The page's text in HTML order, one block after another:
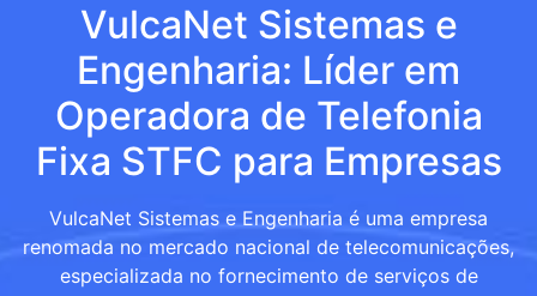
VulcaNet Sistemas e
Engenharia: Líder em
Operadora de Telefonia
Fixa STFC para Empresas
VulcaNet Sistemas e Engenharia é uma empresa
renomada no mercado nacional de telecomunicações,
especializada no fornecimento de serviços de